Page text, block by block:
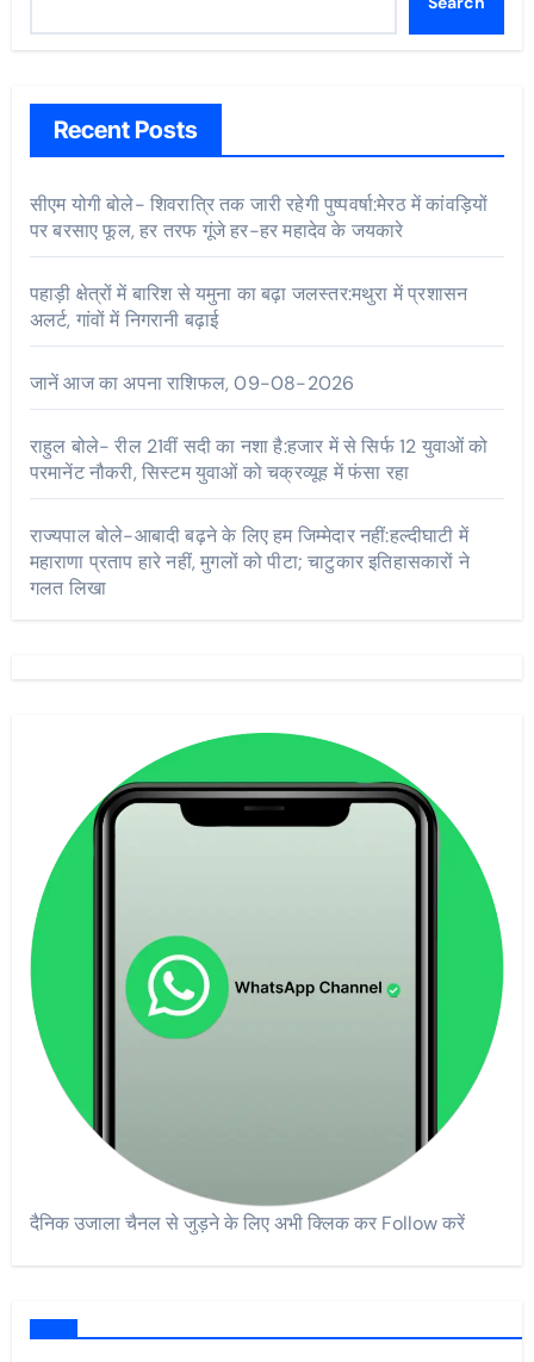
Recent Posts
सीएम योगी बोले- शिवरात्रि तक जारी रहेगी पुष्पवर्षा:मेरठ में कांवड़ियों
पर बरसाए फूल, हर तरफ गूंजे हर-हर महादेव के जयकारे
पहाड़ी क्षेत्रों में बारिश से यमुना का बढ़ा जलस्तर:मथुरा में प्रशासन
अलर्ट, गांवों में निगरानी बढ़ाई
जानें आज का अपना राशिफल, 09-08-2026
राहुल बोले- रील 21वीं सदी का नशा है:हजार में से सिर्फ 12 युवाओं को
परमानेंट नौकरी, सिस्टम युवाओं को चक्रव्यूह में फंसा रहा
राज्यपाल बोले-आबादी बढ़ने के लिए हम जिम्मेदार नहीं:हल्दीघाटी में
महाराणा प्रताप हारे नहीं, मुगलों को पीटा; चाटुकार इतिहासकारों ने
गलत लिखा
दैनिक उजाला चैनल से जुड़ने के लिए अभी क्लिक कर Follow करें